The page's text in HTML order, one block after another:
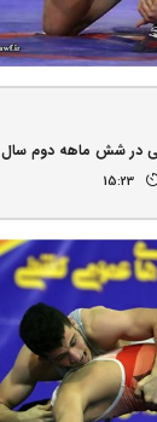
ماهه دوم سال 97 اعلام شد
15:23